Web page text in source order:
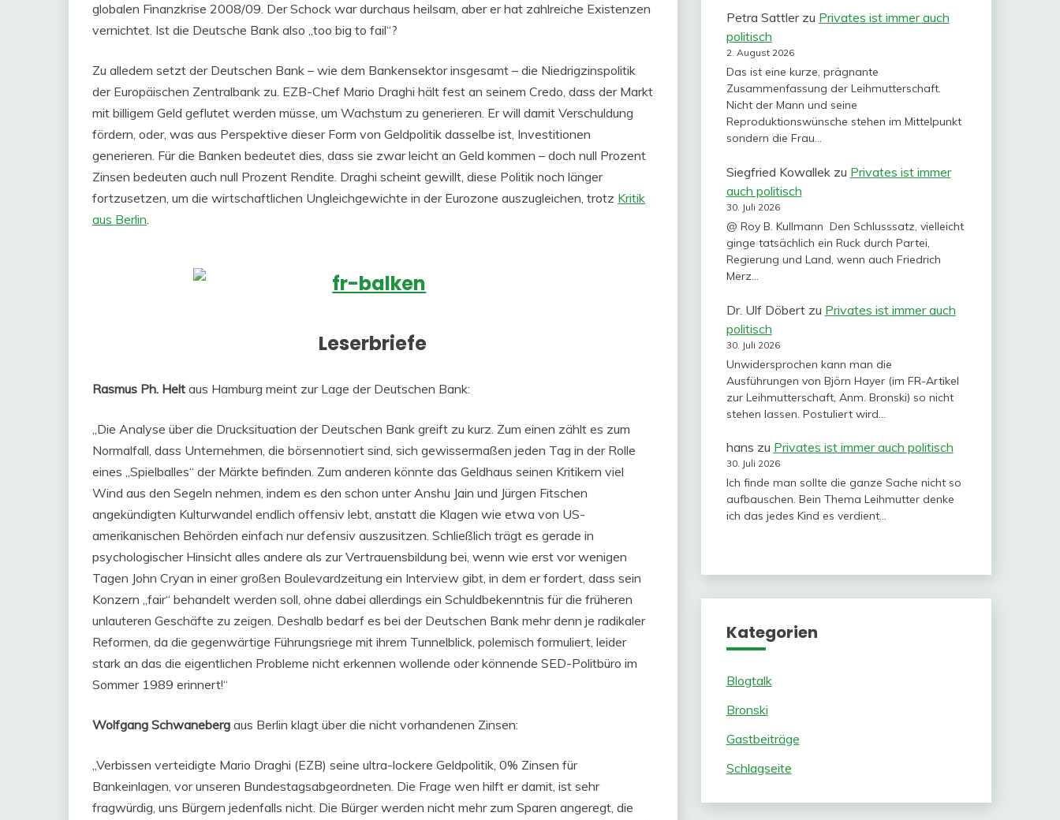
globalen Finanzkrise 2008/09. Der Schock war durchaus heilsam, aber er hat zahlreiche Existenzen
vernichtet. Ist die Deutsche Bank also „too big to fail“?
Zu alledem setzt der Deutschen Bank – wie dem Bankensektor insgesamt – die Niedrigzinspolitik
der Europäischen Zentralbank zu. EZB-Chef Mario Draghi hält fest an seinem Credo, dass der Markt
mit billigem Geld geflutet werden müsse, um Wachstum zu generieren. Er will damit Verschuldung
fördern, oder, was aus Perspektive dieser Form von Geldpolitik dasselbe ist, Investitionen
generieren. Für die Banken bedeutet dies, dass sie zwar leicht an Geld kommen – doch null Prozent
Zinsen bedeuten auch null Prozent Rendite. Draghi scheint gewillt, diese Politik noch länger
fortzusetzen, um die wirtschaftlichen Ungleichgewichte in der Eurozone auszugleichen, trotz Kritik
aus Berlin.
Leserbriefe
Rasmus Ph. Helt aus Hamburg meint zur Lage der Deutschen Bank:
„Die Analyse über die Drucksituation der Deutschen Bank greift zu kurz. Zum einen zählt es zum
Normalfall, dass Unternehmen, die börsennotiert sind, sich gewissermaßen jeden Tag in der Rolle
eines „Spielballes“ der Märkte befinden. Zum anderen könnte das Geldhaus seinen Kritikern viel
Wind aus den Segeln nehmen, indem es den schon unter Anshu Jain und Jürgen Fitschen
angekündigten Kulturwandel endlich offensiv lebt, anstatt die Klagen wie etwa von US-
amerikanischen Behörden einfach nur defensiv auszusitzen. Schließlich trägt es gerade in
psychologischer Hinsicht alles andere als zur Vertrauensbildung bei, wenn wie erst vor wenigen
Tagen John Cryan in einer großen Boulevardzeitung ein Interview gibt, in dem er fordert, dass sein
Konzern „fair“ behandelt werden soll, ohne dabei allerdings ein Schuldbekenntnis für die früheren
unlauteren Geschäfte zu zeigen. Deshalb bedarf es bei der Deutschen Bank mehr denn je radikaler
Reformen, da die gegenwärtige Führungsriege mit ihrem Tunnelblick, polemisch formuliert, leider
stark an das die eigentlichen Probleme nicht erkennen wollende oder könnende SED-Politbüro im
Sommer 1989 erinnert!“
Wolfgang Schwaneberg aus Berlin klagt über die nicht vorhandenen Zinsen:
„Verbissen verteidigte Mario Draghi (EZB) seine ultra-lockere Geldpolitik, 0% Zinsen für
Bankeinlagen, vor unseren Bundestagsabgeordneten. Die Frage wen hilft er damit, ist sehr
fragwürdig, uns Bürgern jedenfalls nicht. Die Bürger werden nicht mehr zum Sparen angeregt, die
Petra Sattlerzu Privates ist immer auch
politisch
2. August 2026
Das ist eine kurze, prägnante
Zusammenfassung der Leihmutterschaft.
Nicht der Mann und seine
Reproduktionswünsche stehen im Mittelpunkt
sondern die Frau…
Siegfried Kowallekzu Privates ist immer
auch politisch
30. Juli 2026
@ Roy B. Kullmann Den Schlusssatz, vielleicht
ginge tatsächlich ein Ruck durch Partei,
Regierung und Land, wenn auch Friedrich
Merz…
Dr. Ulf Döbertzu Privates ist immer auch
politisch
30. Juli 2026
Unwidersprochen kann man die
Ausführungen von Björn Hayer (im FR-Artikel
zur Leihmutterschaft, Anm. Bronski) so nicht
stehen lassen. Postuliert wird…
hans zu Privates ist immer auch politisch
30. Juli 2026
Ich finde man sollte die ganze Sache nicht so
aufbauschen. Bein Thema Leihmutter denke
ich das jedes Kind es verdient…
Kategorien
Blogtalk
Bronski
Gastbeiträge
Schlagseite